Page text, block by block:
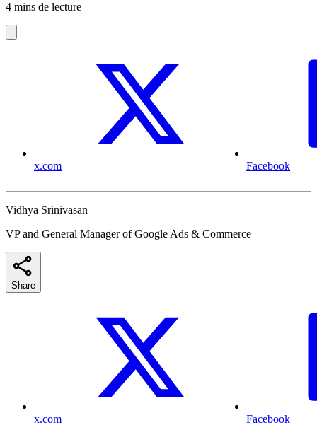
4 mins de lecture
x.com Facebook
Vidhya Srinivasan
VP and General Manager of Google Ads & Commerce
Share
x.com Facebook